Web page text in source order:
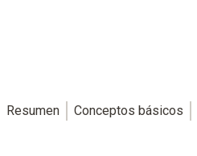
Resumen Conceptos básicos